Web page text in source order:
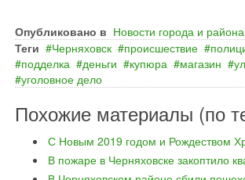
Опубликовано в Новости города и района
Теги
Черняховск происшествие
подделка
деньги купюра магазин
уголовное дело
Похожие материалы (по
С Новым 2019 годом и Рождеством
В пожаре в Черняховске закоптило